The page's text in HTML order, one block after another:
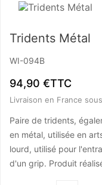
Tridents Métal
WI-094B
94,90 €TTC
Livraison en France
Paire de tridents,
en métal, utilisée en
lourd, utilisé pour
d'un grip. Produit